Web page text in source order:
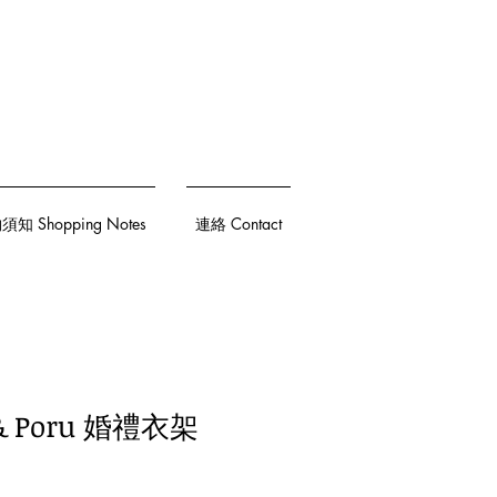
知 Shopping Notes 連絡 Contact
Poru 婚禮衣架